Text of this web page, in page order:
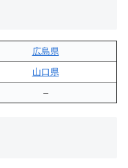
広島県
山口県
–